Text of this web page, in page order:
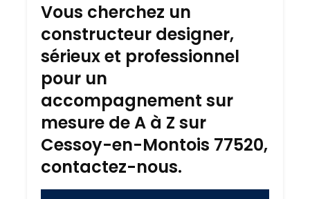
Vous cherchez un
constructeur designer,
sérieux et professionnel
pour un
accompagnement sur
mesure de A à Z sur
Cessoy-en-Montois 77520,
contactez-nous.